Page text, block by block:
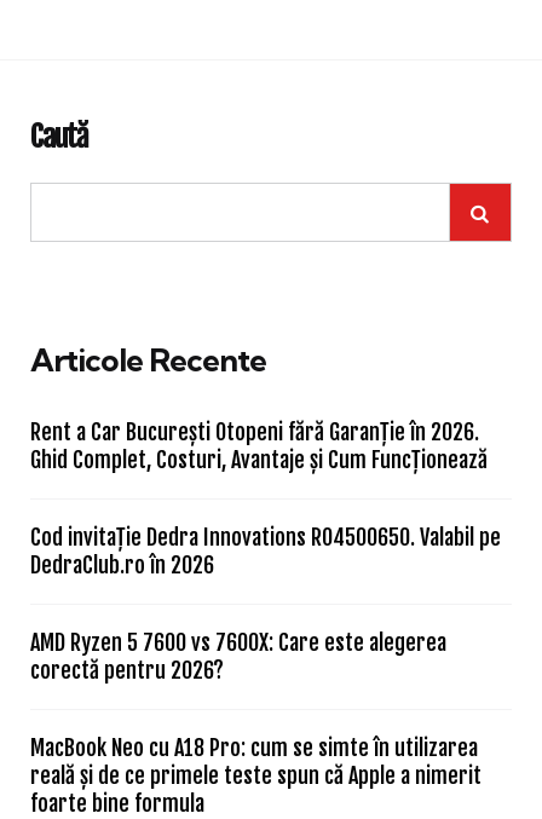
Caută
Articole Recente
Rent a Car București Otopeni fără Garanție în 2026.
Ghid Complet, Costuri, Avantaje și Cum Funcționează
Cod invitație Dedra Innovations RO4500650. Valabil pe
DedraClub.ro în 2026
AMD Ryzen 5 7600 vs 7600X: Care este alegerea
corectă pentru 2026?
MacBook Neo cu A18 Pro: cum se simte în utilizarea
reală și de ce primele teste spun că Apple a nimerit
foarte bine formula